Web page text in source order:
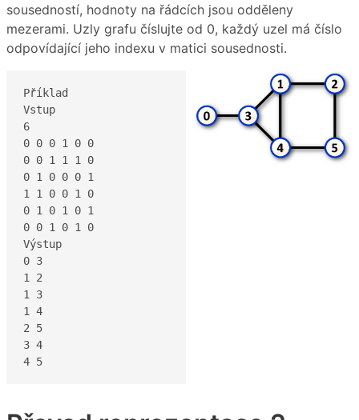
sousedností, hodnoty na řádcích jsou odděleny
mezerami. Uzly grafu číslujte od 0, každý uzel má číslo
odpovídající jeho indexu v matici sousednosti.
Příklad
Vstup
6
0 0 0 1 0 0
0 0 1 1 1 0
0 1 0 0 0 1
1 1 0 0 1 0
0 1 0 1 0 1
0 0 1 0 1 0
Výstup
0 3
1 2
1 3
1 4
2 5
3 4
4 5